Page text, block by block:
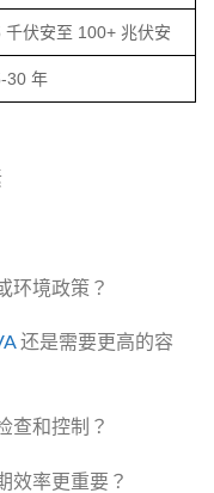
千伏安至 100+ 兆伏安
30 年
环境政策？
还是需要更高的容
查和控制？
效率更重要？